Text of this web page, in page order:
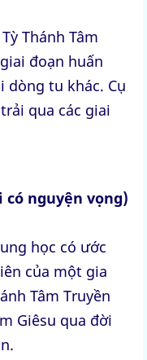
Thánh Tâm
đoạn huấn
dòng tu khác. Cụ
qua các giai
nguyện vọng)
học có ước
của một gia
Tâm Truyền
Giêsu qua đời